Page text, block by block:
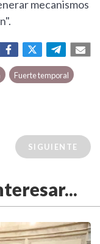
mecanismos
Fuerte temporal
SIGUIENTE